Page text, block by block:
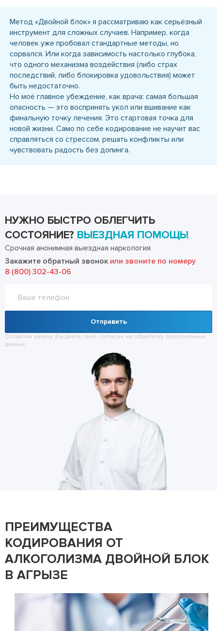
Метод «Двойной блок» я рассматриваю как серьёзный
инструмент для сложных случаев. Например, когда
человек уже пробовал стандартные методы, но
сорвался. Или когда зависимость настолько глубока,
что одного механизма воздействия (либо страх
последствий, либо блокировка удовольствия) может
быть недостаточно.
Но моё главное убеждение, как врача: самая большая
опасность — это воспринять укол или вшивание как
финальную точку лечения. Это стартовая точка для
новой жизни. Само по себе кодирование не научит вас
справляться со стрессом, решать конфликты или
чувствовать радость без допинга.
НУЖНО БЫСТРО ОБЛЕГЧИТЬ
СОСТОЯНИЕ? ВЫЕЗДНАЯ ПОМОЩЬ!
Срочная анонимная выездная наркология
Закажите обратный звонок или звоните по номеру
8 (800) 302-43-06
Отправить
Оставляя заявку, Вы даёте своё согласие на обработку персональных
данных
ПРЕИМУЩЕСТВА
КОДИРОВАНИЯ ОТ
АЛКОГОЛИЗМА ДВОЙНОЙ БЛОК
В АГРЫЗЕ